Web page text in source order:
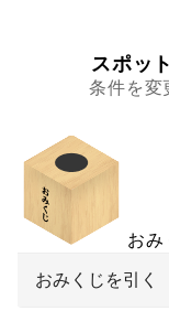
スポッ
条件を変
おみ
おみくじを引く